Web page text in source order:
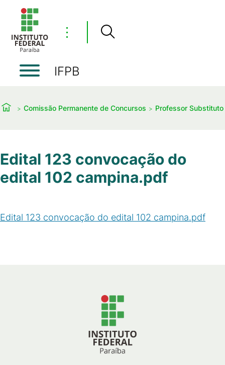
⋮
IFPB
Comissão Permanente de Concursos Professor Substituto
Edital 123 convocação do
edital 102 campina.pdf
Edital 123 convocação do edital 102 campina.pdf